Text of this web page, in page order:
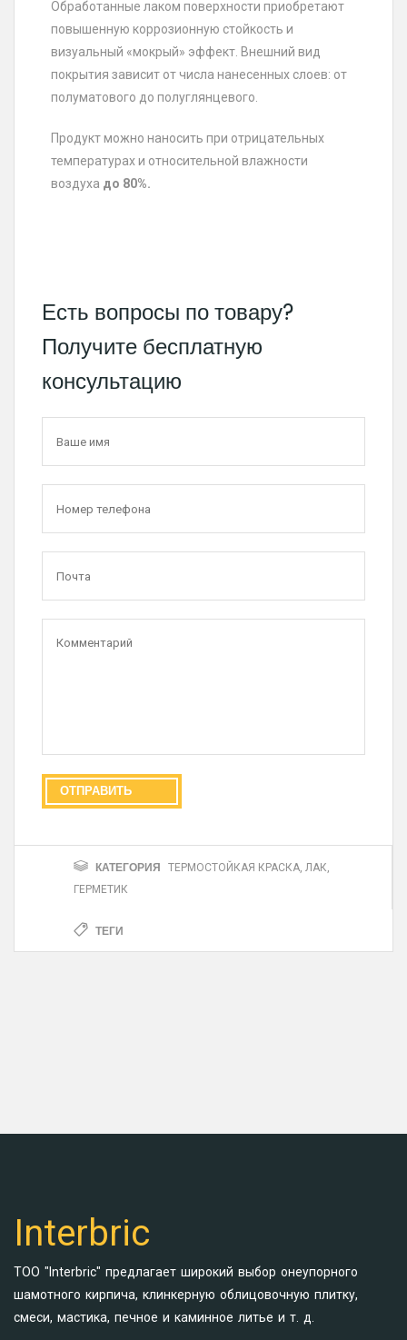
Обработанные лаком поверхности приобретают
повышенную коррозионную стойкость и
визуальный «мокрый» эффект. Внешний вид
покрытия зависит от числа нанесенных слоев: от
полуматового до полуглянцевого.
Продукт можно наносить при отрицательных
температурах и относительной влажности
воздуха до 80%.
Есть вопросы по товару?
Получите бесплатную
консультацию
КАТЕГОРИЯ
ТЕРМОСТОЙКАЯ КРАСКА, ЛАК,
ГЕРМЕТИК
ТЕГИ
Interbric
ТОО "Interbric" предлагает широкий выбор онеупорного
шамотного кирпича, клинкерную облицовочную плитку,
смеси, мастика, печное и каминное литье и т. д.